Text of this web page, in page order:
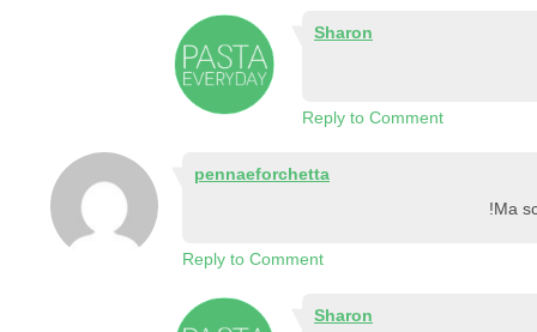
Sharon
Reply to Comment
pennaeforchetta
Ma
Reply to Comment
Sharon